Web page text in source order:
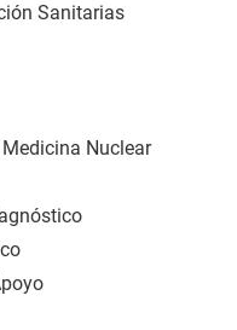
Sanitarias
Nuclear